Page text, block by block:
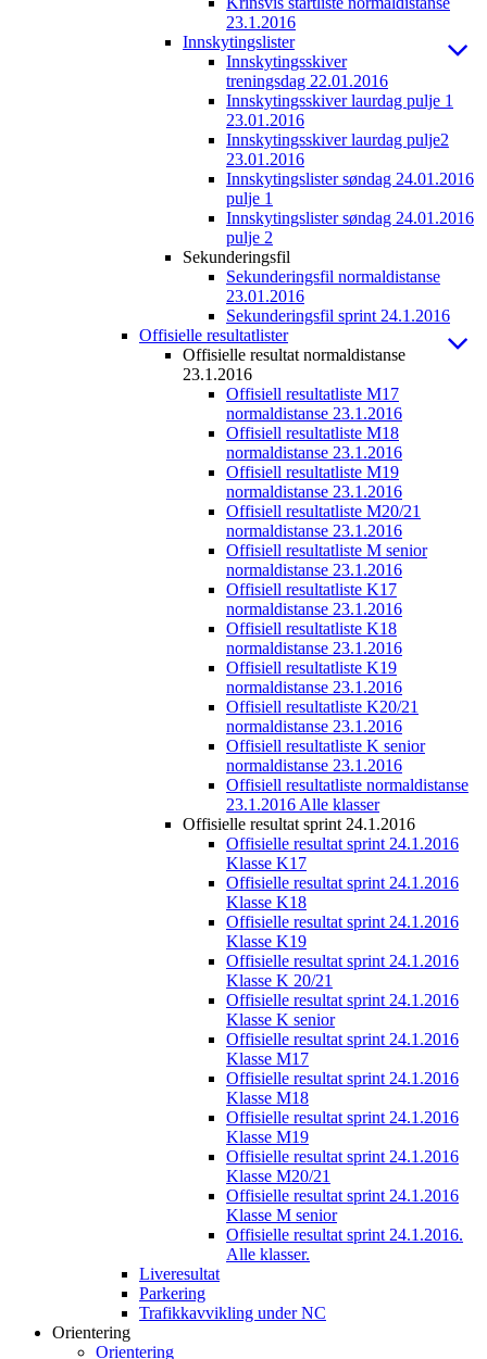
23.1.2016
Innskytingslister
Innskytingsskiver
treningsdag 22.01.2016
Innskytingsskiver laurdag pulje 1
23.01.2016
Innskytingsskiver laurdag pulje2
23.01.2016
Innskytingslister søndag 24.01.2016
pulje 1
Innskytingslister søndag 24.01.2016
pulje 2
Sekunderingsfil
Sekunderingsfil normaldistanse
23.01.2016
Sekunderingsfil sprint 24.1.2016
Offisielle resultatlister
Offisielle resultat normaldistanse
23.1.2016
Offisiell resultatliste M17
normaldistanse 23.1.2016
Offisiell resultatliste M18
normaldistanse 23.1.2016
Offisiell resultatliste M19
normaldistanse 23.1.2016
Offisiell resultatliste M20/21
normaldistanse 23.1.2016
Offisiell resultatliste M senior
normaldistanse 23.1.2016
Offisiell resultatliste K17
normaldistanse 23.1.2016
Offisiell resultatliste K18
normaldistanse 23.1.2016
Offisiell resultatliste K19
normaldistanse 23.1.2016
Offisiell resultatliste K20/21
normaldistanse 23.1.2016
Offisiell resultatliste K senior
normaldistanse 23.1.2016
Offisiell resultatliste normaldistanse
23.1.2016 Alle klasser
Offisielle resultat sprint 24.1.2016
Offisielle resultat sprint 24.1.2016
Klasse K17
Offisielle resultat sprint 24.1.2016
Klasse K18
Offisielle resultat sprint 24.1.2016
Klasse K19
Offisielle resultat sprint 24.1.2016
Klasse K 20/21
Offisielle resultat sprint 24.1.2016
Klasse K senior
Offisielle resultat sprint 24.1.2016
Klasse M17
Offisielle resultat sprint 24.1.2016
Klasse M18
Offisielle resultat sprint 24.1.2016
Klasse M19
Offisielle resultat sprint 24.1.2016
Klasse M20/21
Offisielle resultat sprint 24.1.2016
Klasse M senior
Offisielle resultat sprint 24.1.2016.
Alle klasser.
Liveresultat
Parkering
Trafikkavvikling under NC
Orientering
Orientering